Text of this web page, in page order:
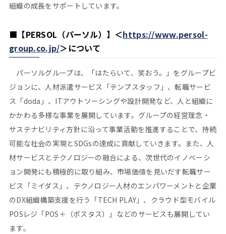
組織の成長をサポートしています。
■ 【PERSOL（パーソル）】＜https://www.persol-
group.co.jp/＞について
パーソルグループは、「はたらいて、笑おう。」をグループビ
ジョンに、人材派遣サービス「テンプスタッフ」、転職サービ
ス「doda」、ITアウトソーシングや設計開発など、人と組織に
かかわる多様な事業を展開しています。グループの経営理念・
サステナビリティ方針に沿って事業活動を推進することで、持続
可能な社会の実現とSDGsの達成に貢献していきます。また、人
材サービスとテクノロジーの融合による、次世代のイノベーシ
ョン開発にも積極的に取り組み、市場価値を見いだす転職サー
ビス「ミイダス」、テクノロジー人材のエンパワーメントと企業
のDX組織構築支援を行う「TECH PLAY」、クラウド型モバイル
POSレジ「POS＋（ポスタス）」などのサービスも展開してい
ます。